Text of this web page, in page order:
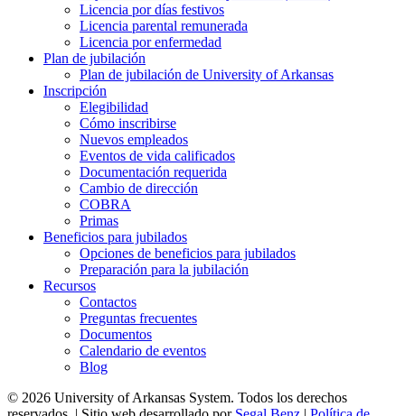
Licencia por días festivos
Licencia parental remunerada
Licencia por enfermedad
Plan de jubilación
Plan de jubilación de University of Arkansas
Inscripción
Elegibilidad
Cómo inscribirse
Nuevos empleados
Eventos de vida calificados
Documentación requerida
Cambio de dirección
COBRA
Primas
Beneficios para jubilados
Opciones de beneficios para jubilados
Preparación para la jubilación
Recursos
Contactos
Preguntas frecuentes
Documentos
Calendario de eventos
Blog
© 2026 University of Arkansas System. Todos los derechos